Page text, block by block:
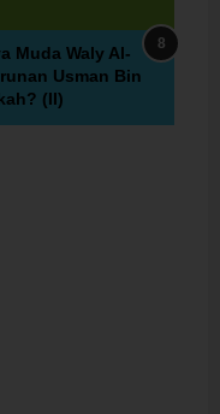
Muda Waly Al-
Usman Bin
(II)